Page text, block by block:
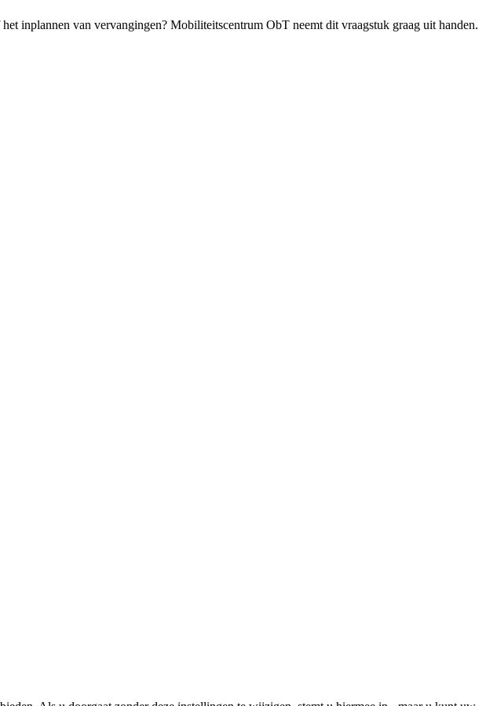
inplannen van vervangingen? Mobiliteitscentrum ObT neemt dit vraagstuk graag uit handen.